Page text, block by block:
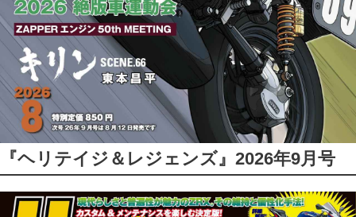
『ヘリテイジ＆レジェンズ』2026年9月号